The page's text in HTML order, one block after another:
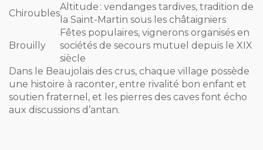
Chiroubles
Altitude : vendanges tardives, tradition de
la Saint-Martin sous les châtaigniers
Brouilly
Fêtes populaires, vignerons organisés en
sociétés de secours mutuel depuis le XIX
siècle
Dans le Beaujolais des crus, chaque village possède
une histoire à raconter, entre rivalité bon enfant et
soutien fraternel, et les pierres des caves font écho
aux discussions d’antan.